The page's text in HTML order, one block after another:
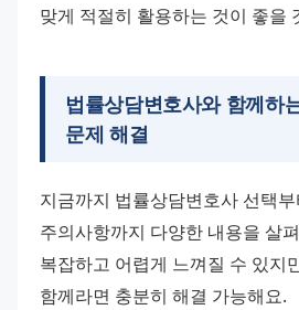
맞게 적절히 활용하는 것이 좋을
법률상담변호사와 함께하
문제 해결
지금까지 법률상담변호사 선택
주의사항까지 다양한 내용을 살
복잡하고 어렵게 느껴질 수 있지
함께라면 충분히 해결 가능해요.